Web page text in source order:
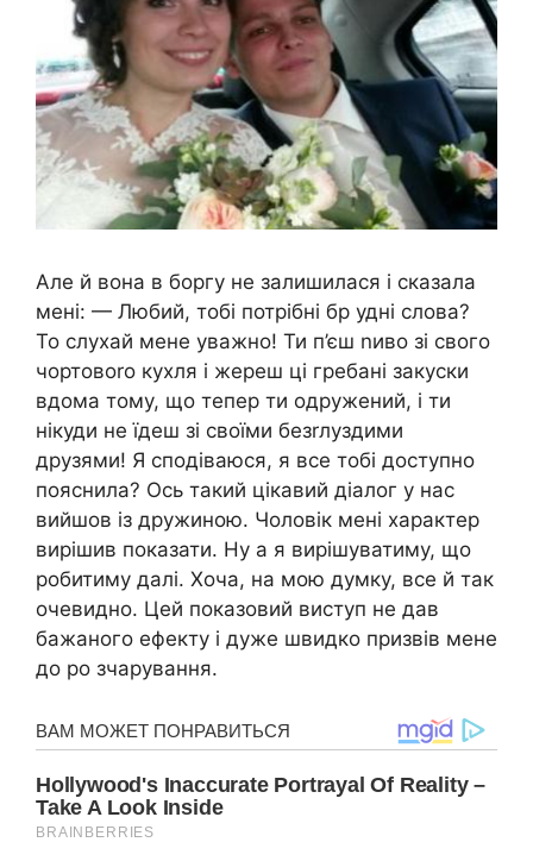
Але й вона в боргу не залишилася і сказала
мені: — Любий, тобі потрібні бр удні слова?
То слухай мене уважно! Ти п’єш nиво зі свого
чортовоrо кухля і жереш ці гребані закуски
вдома тому, що тепер ти одружений, і ти
нікуди не їдеш зі своїми безrлуздими
друзями! Я сподіваюся, я все тобі доступно
пояснила? Ось такий цікавий діалог у нас
вийшов із дружиною. Чоловік мені характер
вирішив показати. Ну а я вирішуватиму, що
робитиму далі. Хоча, на мою думку, все й так
очевидно. Цей показовий виступ не дав
бажаного ефекту і дуже швидко призвів мене
до ро зчарування.